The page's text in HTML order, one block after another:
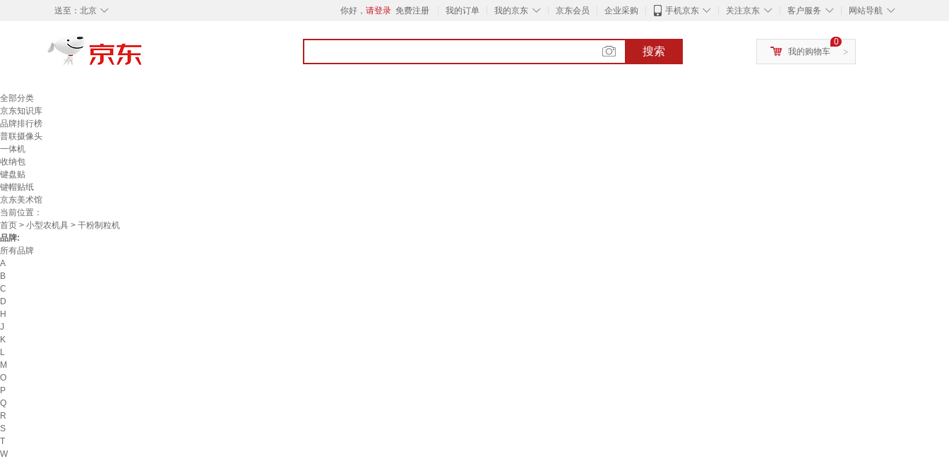
◇
送至： 北京 你好， 请登录 免费注册 我的订单 ◇
我的京东 京东会员 企业采购 ◇
手机京东 ◇
关注京东 ◇
客户服务 ◇
网站导航
搜索 >
0
我的购物车
全部分类
京东知识库
品牌排行榜
普联摄像头
一体机
收纳包
键盘贴
键帽贴纸
京东美术馆
当前位置：
首页 > 小型农机具 > 干粉制粒机
品牌:
所有品牌
A
B
C
D
H
J
K
L
M
O
P
Q
R
S
T
W